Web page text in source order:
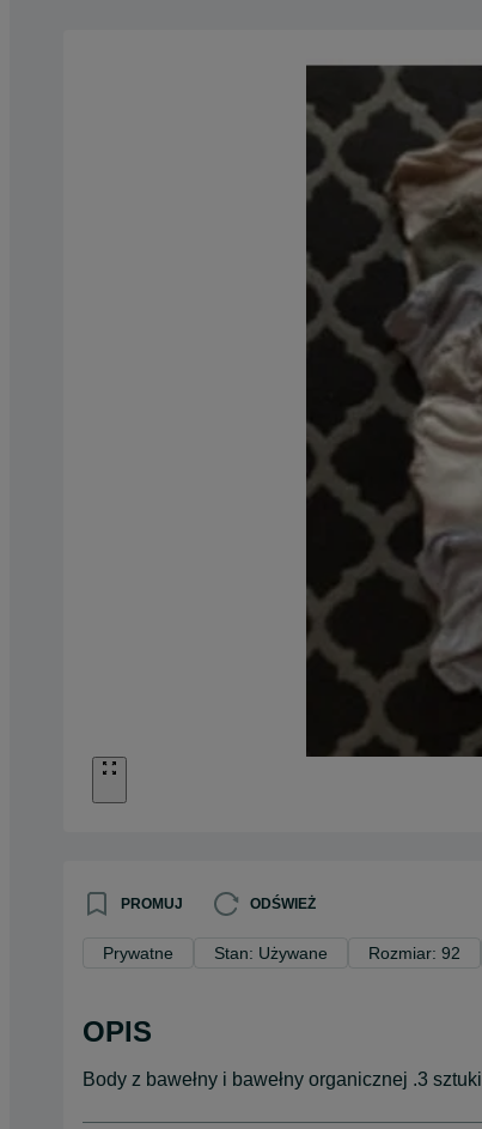
PROMUJ ODŚWIEŻ
Prywatne Stan: Używane Rozmiar: 92
OPIS
Body z bawełny i bawełny organicznej .3